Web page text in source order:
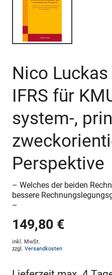
Nico Luckas
IFRS für
system-,
Perspektive
– Welches der beiden
bessere
–
149,80 €
inkl. MwSt.
zzgl. Versandkosten